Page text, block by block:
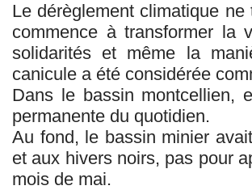
Le dérèglement climatique
commence à transformer la
solidarités et même la
canicule a été considérée
Dans le bassin montcellien,
permanente du quotidien.
Au fond, le bassin minier
et aux hivers noirs, pas pour
mois de mai.